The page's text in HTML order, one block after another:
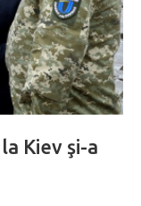
Kiev şi-a